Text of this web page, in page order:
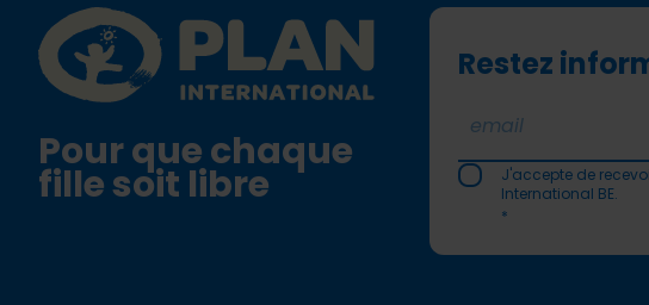
Plan International logo
Pour que chaque
fille soit libre
Restez
J'accepte de
International BE.
*